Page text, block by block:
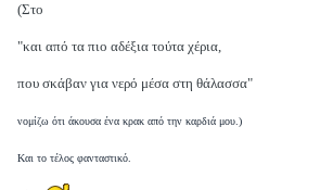
(Στο
"και από τα πιο αδέξια τούτα χέρια,
που σκάβαν για νερό μέσα στη θάλασσα"
νομίζω ότι άκουσα ένα κρακ από την καρδιά μου.)
Και το τέλος φανταστικό.